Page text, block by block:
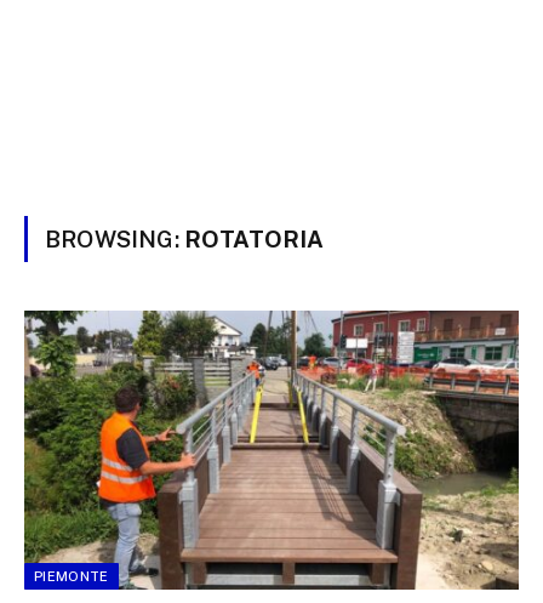
BROWSING: ROTATORIA
PIEMONTE